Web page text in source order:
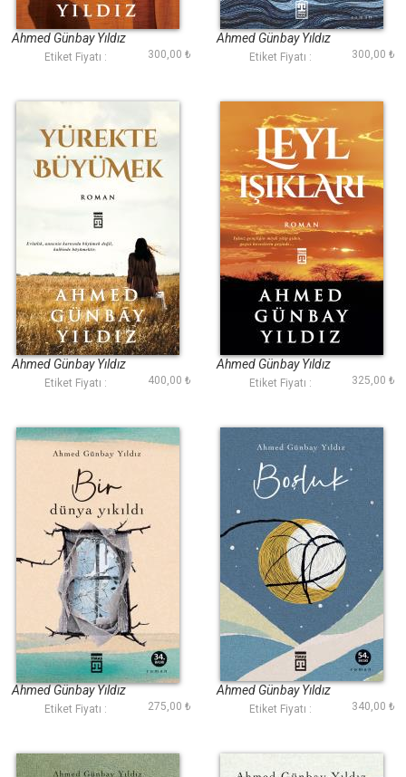
Issız Evin Kedisi
Ahmed Günbay Yıldız
Etiket Fiyatı : 300,00 ₺
Üç Deniz Ötesi
Ahmed Günbay Yıldız
Etiket Fiyatı : 300,00 ₺
Yürekte Büyümek
Ahmed Günbay Yıldız
Etiket Fiyatı : 400,00 ₺
Leyl Işıkları
Ahmed Günbay Yıldız
Etiket Fiyatı : 325,00 ₺
Bir Dünya Yıkıldı
Ahmed Günbay Yıldız
Etiket Fiyatı : 275,00 ₺
Boşluk
Ahmed Günbay Yıldız
Etiket Fiyatı : 340,00 ₺